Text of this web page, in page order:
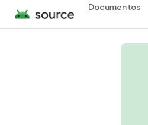
Documentos